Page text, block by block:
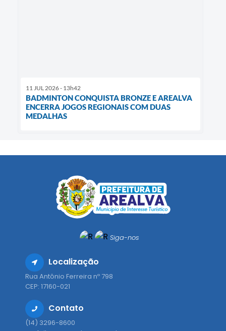
11 JUL 2026 - 13h42
BADMINTON CONQUISTA BRONZE E AREALVA
ENCERRA JOGOS REGIONAIS COM DUAS
MEDALHAS
Siga-nos
Localização
Rua Antônio Ferreira nº 798
CEP: 17160-021
Contato
(14) 3296-8600